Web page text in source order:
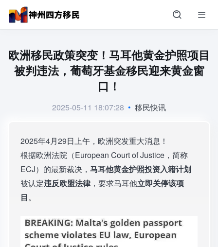
欧洲移民政策突变！马耳他黄金护照项目
被判违法，葡萄牙基金移民迎来黄金窗
口！
2025-05-11 18:07:28 • 移民快讯
2025年4月29日上午，欧洲突发重大消息！
根据欧洲法院（European Court of Justice，简称
ECJ）的最新裁决， 马耳他黄金护照投资入籍计划
被认定违反欧盟法律，要求马耳他立即关停该项
目。